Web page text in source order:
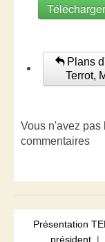
Télécharger
Plans
Terrot,
Vous n'avez pas
commentaires
Présentation
président |